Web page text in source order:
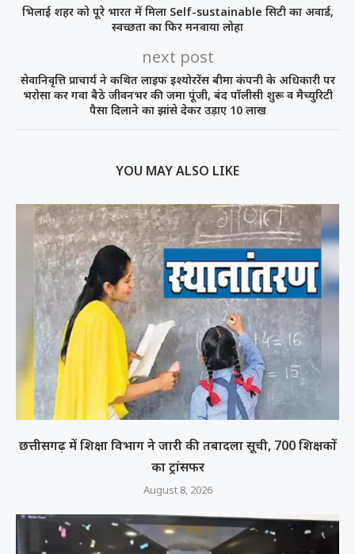
भिलाई शहर को पूरे भारत में मिला Self-sustainable सिटी का अवार्ड,
स्वच्छता का फिर मनवाया लोहा
next post
सेवानिवृत्ति प्राचार्य ने कथित लाइफ इश्योररेंस बीमा कंपनी के अधिकारी पर
भरोसा कर गवा बैठे जीवनभर की जमा पूंजी, बंद पॉलीसी शुरू व मैच्युरिटी
पैसा दिलाने का झांसे देकर उड़ाए 10 लाख
YOU MAY ALSO LIKE
छत्तीसगढ़ में शिक्षा विभाग ने जारी की तबादला सूची, 700 शिक्षकों
का ट्रांसफर
August 8, 2026